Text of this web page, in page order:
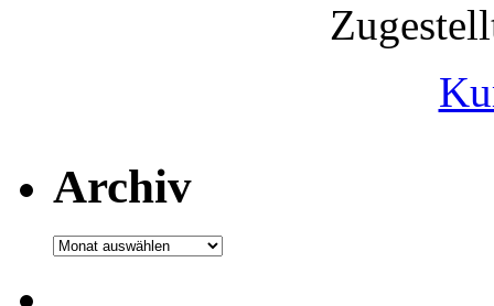
Archiv
Archiv